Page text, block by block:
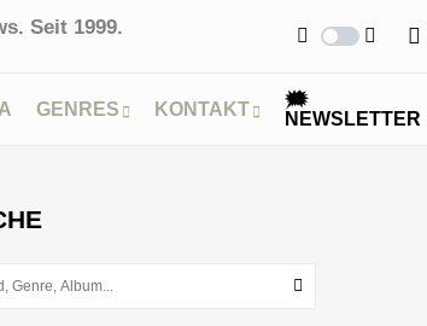
Seit 1999.
GENRES KONTAKT
🗯
NEWSLETTER